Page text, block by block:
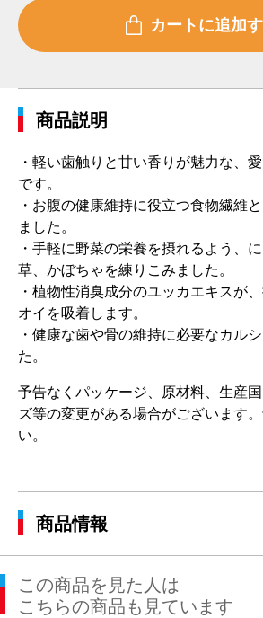
商品説明
・軽い歯触りと甘い香りが魅力な、
です。
・お腹の健康維持に役立つ食物繊維
ました。
・手軽に野菜の栄養を摂れるよう、
草、かぼちゃを練りこみました。
・植物性消臭成分のユッカエキスが
オイを吸着します。
・健康な歯や骨の維持に必要なカル
た。
予告なくパッケージ、原材料、生産
ズ等の変更がある場合がございます
い。
商品情報
この商品を見た人は
こちらの商品も見ています